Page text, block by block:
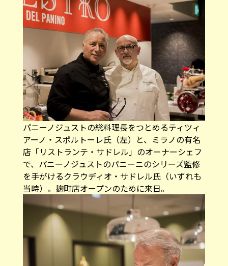
パニーノジュストの総料理長をつとめるティツィ
アーノ・スポルトーレ氏（左）と、ミラノの有名
店「リストランテ・サドレル」のオーナーシェフ
で、パニーノジュストのパニーニのシリーズ監修
を手がけるクラウディオ・サドレル氏（いずれも
当時）。麹町店オープンのために来日。